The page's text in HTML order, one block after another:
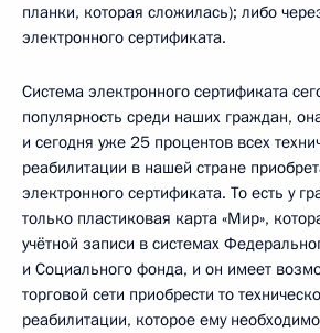
планки, которая сложилась); либо
электронного сертификата.
Система электронного сертификата
популярность среди наших граждан,
и сегодня уже 25 процентов всех
реабилитации в нашей стране
электронного сертификата. То есть у
только пластиковая карта «Мир»,
учётной записи в системах
и Социального фонда, и он имеет
торговой сети приобрести то
реабилитации, которое ему